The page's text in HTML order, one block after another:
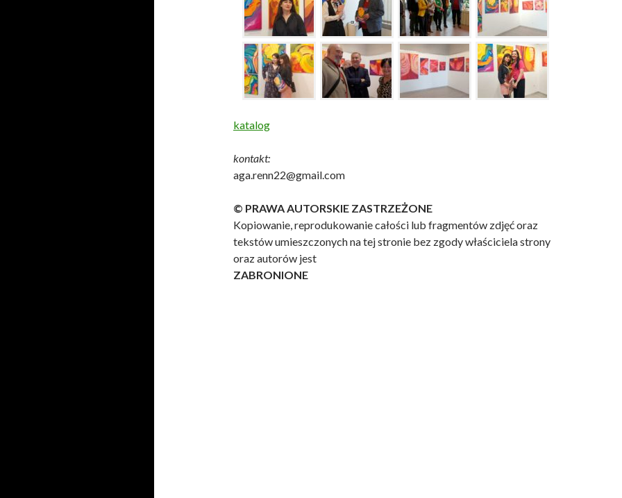
katalog
kontakt:
aga.renn22@gmail.com
© PRAWA AUTORSKIE ZASTRZEŻONE
Kopiowanie, reprodukowanie całości lub fragmentów zdjęć oraz
tekstów umieszczonych na tej stronie bez zgody właściciela strony
oraz autorów jest
ZABRONIONE